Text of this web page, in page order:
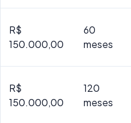
R$
150.000,00
60
meses
R$
150.000,00
120
meses